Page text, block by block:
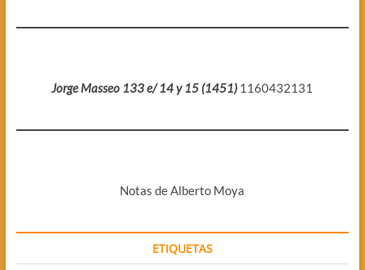
Jorge Masseo 133 e/ 14 y 15 (1451) 1160432131
Notas de Alberto Moya
ETIQUETAS